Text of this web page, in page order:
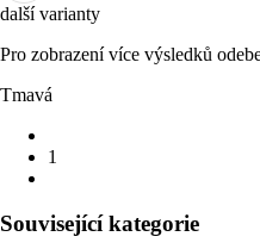
další varianty
Pro zobrazení více výsledků
Tmavá
1
Související kategorie